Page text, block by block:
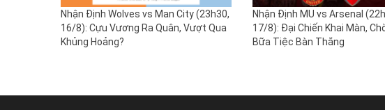
Nhận Định Wolves vs Man City (23h30,
16/8): Cựu Vương Ra Quân, Vượt Qua
Khủng Hoảng?
Nhận Định MU vs Arsenal
17/8): Đại Chiến Khai Màn,
Bữa Tiệc Bàn Thắng